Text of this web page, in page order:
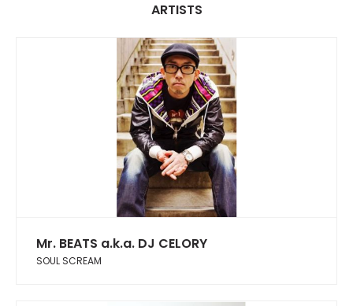
ARTISTS
Mr. BEATS a.k.a. DJ CELORY
SOUL SCREAM